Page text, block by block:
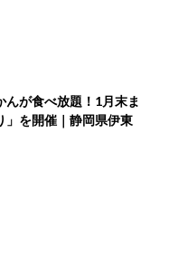
んが食べ放題！1月末ま
」を開催｜静岡県伊東